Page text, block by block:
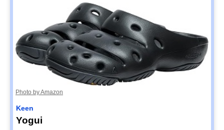
Photo by Amazon
Keen
Yogui